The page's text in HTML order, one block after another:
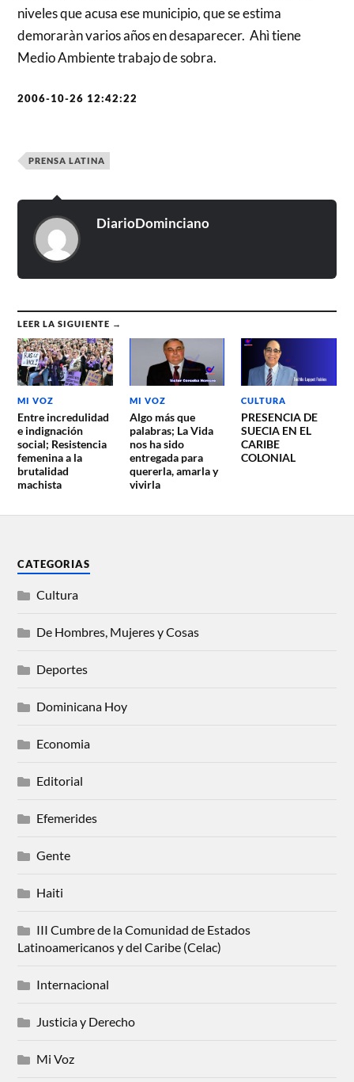
niveles que acusa ese municipio, que se estima
demoraràn varios años en desaparecer. Ahì tiene
Medio Ambiente trabajo de sobra.
2006-10-26 12:42:22
PRENSA LATINA
DiarioDominciano
LEER LA SIGUIENTE →
MI VOZ
Entre incredulidad
e indignación
social; Resistencia
femenina a la
brutalidad
machista
MI VOZ
Algo más que
palabras; La Vida
nos ha sido
entregada para
quererla, amarla y
vivirla
CULTURA
PRESENCIA DE
SUECIA EN EL
CARIBE
COLONIAL
CATEGORIAS
Cultura
De Hombres, Mujeres y Cosas
Deportes
Dominicana Hoy
Economia
Editorial
Efemerides
Gente
Haiti
III Cumbre de la Comunidad de Estados
Latinoamericanos y del Caribe (Celac)
Internacional
Justicia y Derecho
Mi Voz